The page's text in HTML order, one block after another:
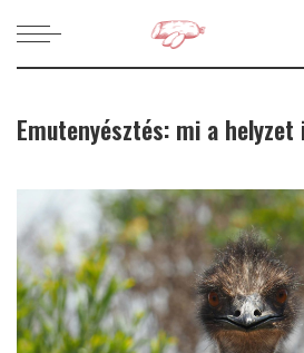
Emutenyésztés: mi a